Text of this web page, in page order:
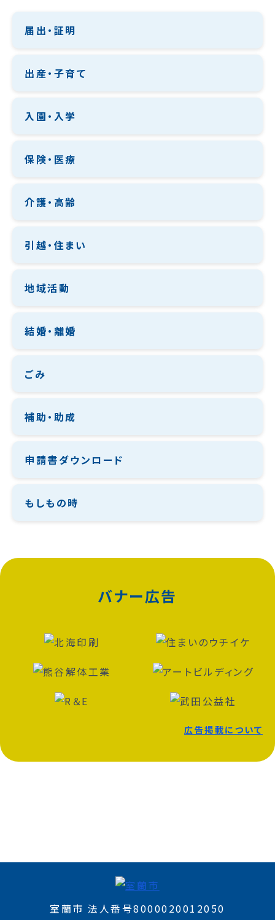
届出・証明
出産・子育て
入園・入学
保険・医療
介護・高齢
引越・住まい
地域活動
結婚・離婚
ごみ
補助・助成
申請書ダウンロード
もしもの時
バナー広告
広告掲載について
室蘭市 法人番号8000020012050